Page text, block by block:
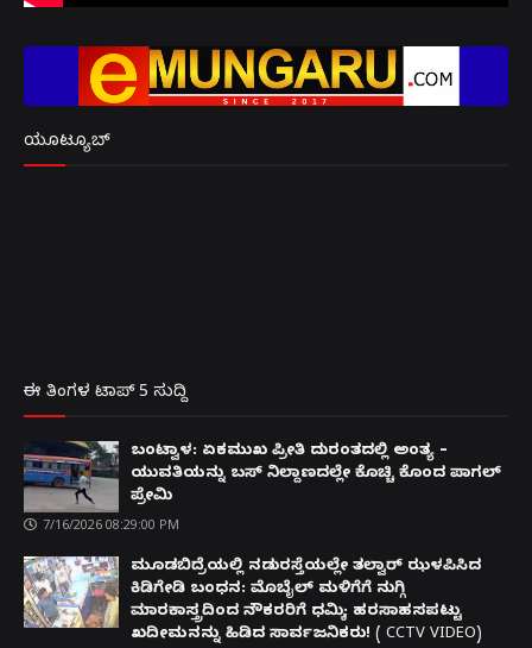
ಯೂಟ್ಯೂಬ್
ಈ ತಿಂಗಳ ಟಾಪ್ 5 ಸುದ್ದಿ
ಬಂಟ್ವಾಳ: ಏಕಮುಖ ಪ್ರೀತಿ ದುರಂತದಲ್ಲಿ ಅಂತ್ಯ –
ಯುವತಿಯನ್ನು ಬಸ್ ನಿಲ್ದಾಣದಲ್ಲೇ ಕೊಚ್ಚಿ ಕೊಂದ ಪಾಗಲ್
ಪ್ರೇಮಿ
7/16/2026 08:29:00 PM
ಮೂಡಬಿದ್ರೆಯಲ್ಲಿ ನಡುರಸ್ತೆಯಲ್ಲೇ ತಲ್ವಾರ್ ಝಳಪಿಸಿದ
ಕಿಡಿಗೇಡಿ ಬಂಧನ: ಮೊಬೈಲ್ ಮಳಿಗೆಗೆ ನುಗ್ಗಿ
ಮಾರಕಾಸ್ತ್ರದಿಂದ ನೌಕರರಿಗೆ ಧಮ್ಕಿ; ಹರಸಾಹಸಪಟ್ಟು
ಖದೀಮನನ್ನು ಹಿಡಿದ ಸಾರ್ವಜನಿಕರು! ( CCTV VIDEO)